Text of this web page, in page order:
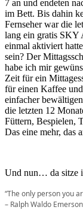
7 an und endeten
im Bett. Bis dahin
Fernseher war die
lang ein gratis SKY
einmal aktiviert
sein? Der
habe ich mir
Zeit für ein
für einen Kaffee
einfacher
die letzten 12
Füttern, Bespielen,
Das eine mehr, das
Und nun… da sitze
“The only person you
– Ralph Waldo